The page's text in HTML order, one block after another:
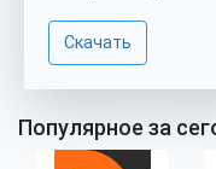
Скачать
Популярное за